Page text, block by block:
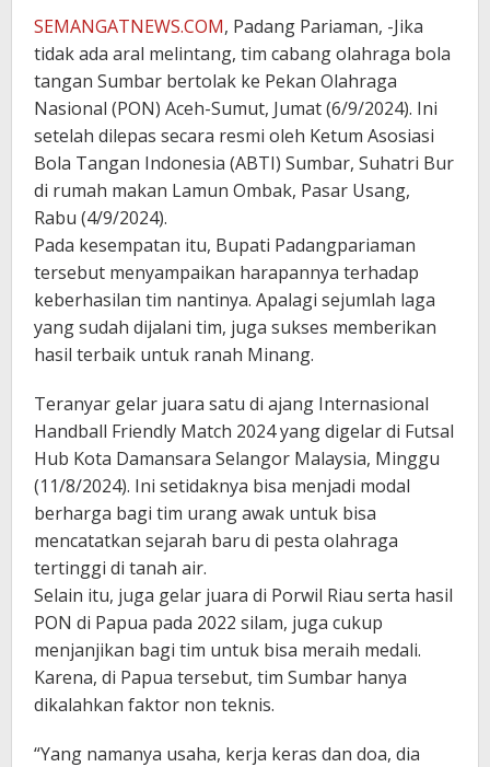
SEMANGATNEWS.COM, Padang Pariaman, -Jika
tidak ada aral melintang, tim cabang olahraga bola
tangan Sumbar bertolak ke Pekan Olahraga
Nasional (PON) Aceh-Sumut, Jumat (6/9/2024). Ini
setelah dilepas secara resmi oleh Ketum Asosiasi
Bola Tangan Indonesia (ABTI) Sumbar, Suhatri Bur
di rumah makan Lamun Ombak, Pasar Usang,
Rabu (4/9/2024).
Pada kesempatan itu, Bupati Padangpariaman
tersebut menyampaikan harapannya terhadap
keberhasilan tim nantinya. Apalagi sejumlah laga
yang sudah dijalani tim, juga sukses memberikan
hasil terbaik untuk ranah Minang.
Teranyar gelar juara satu di ajang Internasional
Handball Friendly Match 2024 yang digelar di Futsal
Hub Kota Damansara Selangor Malaysia, Minggu
(11/8/2024). Ini setidaknya bisa menjadi modal
berharga bagi tim urang awak untuk bisa
mencatatkan sejarah baru di pesta olahraga
tertinggi di tanah air.
Selain itu, juga gelar juara di Porwil Riau serta hasil
PON di Papua pada 2022 silam, juga cukup
menjanjikan bagi tim untuk bisa meraih medali.
Karena, di Papua tersebut, tim Sumbar hanya
dikalahkan faktor non teknis.
“Yang namanya usaha, kerja keras dan doa, dia